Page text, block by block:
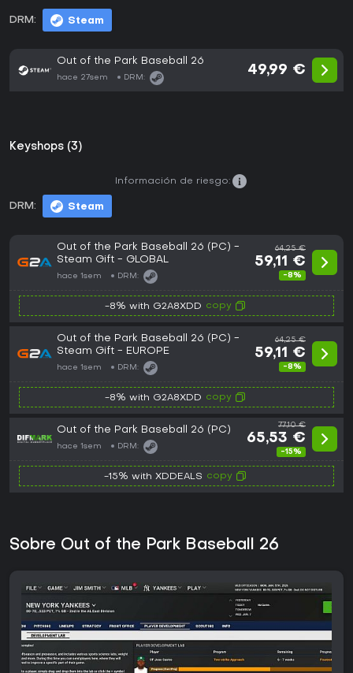
DRM: Steam
Out of the Park Baseball 26
hace 27sem DRM:
49,99 €
Keyshops (3)
DRM: Steam
Información de riesgo:
Out of the Park Baseball 26 (PC) -
Steam Gift - GLOBAL
hace 1sem DRM:
64,25 €
59,11 €
-8%
-8% with G2A8XDD copy
Out of the Park Baseball 26 (PC) -
Steam Gift - EUROPE
hace 1sem DRM:
64,25 €
59,11 €
-8%
-8% with G2A8XDD copy
Out of the Park Baseball 26 (PC)
hace 1sem DRM:
77,10 €
65,53 €
-15%
-15% with XDDEALS copy
Sobre Out of the Park Baseball 26